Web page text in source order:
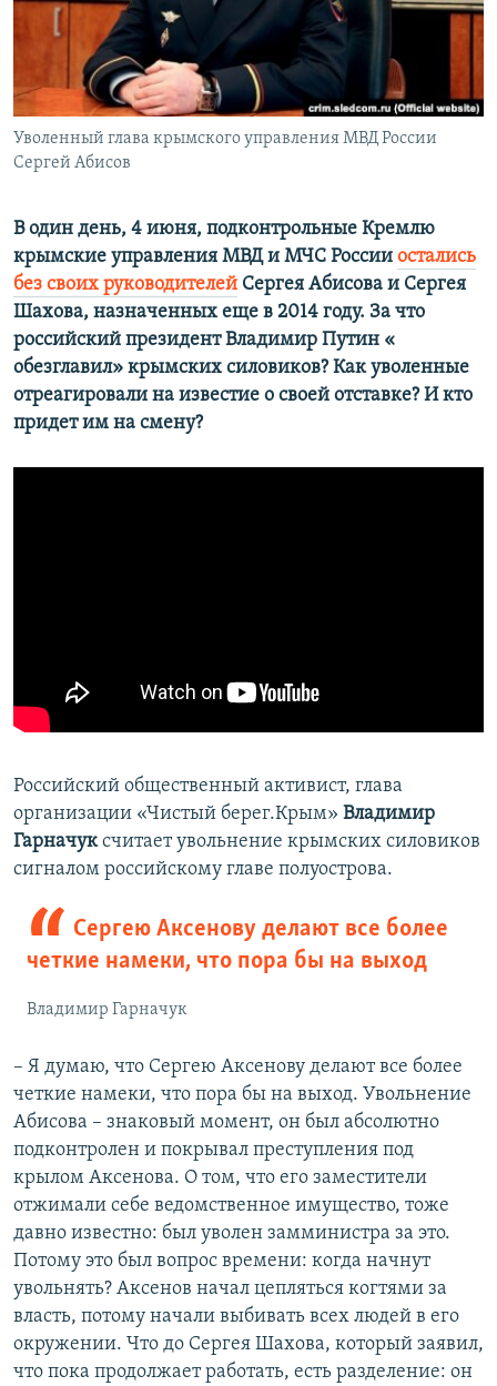
ПОБЕДИТЕЛЕЙ НЕ СУДЯТ?
КРЫМ.НЕПОКОРЕННЫЙ
УКРАИНСКАЯ ПРОБЛЕМА КРЫМА
ПРИСОЕДИНЯЙТЕСЬ!
Все сайты RFE/RL
Уволенный глава крымского управления МВД России
Сергей Абисов
В один день, 4 июня, подконтрольные Кремлю
крымские управления МВД и МЧС России остались
без своих руководителей Сергея Абисова и Сергея
Шахова, назначенных еще в 2014 году. За что
российский президент Владимир Путин «​
обезглавил»​ крымских силовиков? Как уволенные
отреагировали на известие о своей отставке? И кто
придет им на смену?
​Российский общественный активист, глава
организации «Чистый берег.Крым» Владимир
Гарначуксчитает увольнение крымских силовиков
сигналом российскому главе полуострова.
Сергею Аксенову делают все более
четкие намеки, что пора бы на выход
Владимир Гарначук
– Я думаю, что Сергею Аксенову делают все более
четкие намеки, что пора бы на выход. Увольнение
Абисова – знаковый момент, он был абсолютно
подконтролен и покрывал преступления под
крылом Аксенова. О том, что его заместители
отжимали себе ведомственное имущество, тоже
давно известно: был уволен замминистра за это.
Потому это был вопрос времени: когда начнут
увольнять? Аксенов начал цепляться когтями за
власть, потому начали выбивать всех людей в его
окружении. Что до Сергея Шахова, который заявил,
что пока продолжает работать, есть разделение: он